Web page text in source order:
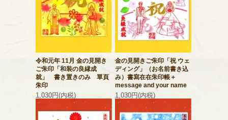
令和元年 11月 金の見開き
ご朱印「和装の良縁成
就」 書き置きのみ 單頁
朱印
1,030円(内税)
金の見開きご朱印「祝 ウェ
ディング」（お名前書き込
み）書寫在在朱印帳＋
message and your name
1,030円(内税)